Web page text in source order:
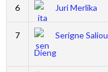
6 Juri Merlika
7
Serigne Saliou
Dieng